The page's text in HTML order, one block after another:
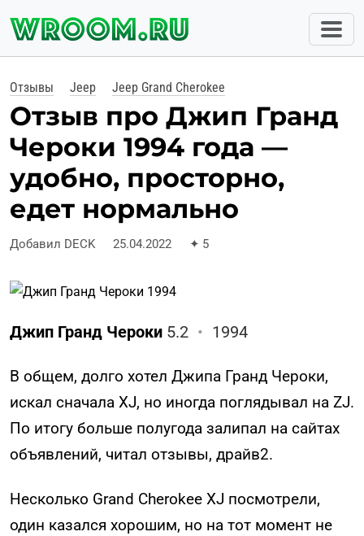
Отзывы Jeep Jeep Grand Cherokee
Отзыв про Джип Гранд
Чероки 1994 года —
удобно, просторно,
едет нормально
Добавил DECK 25.04.2022 ✦ 5
Джип Гранд Чероки 5.2 • 1994
В общем, долго хотел Джипа Гранд Чероки,
искал сначала XJ, но иногда поглядывал на ZJ.
По итогу больше полугода залипал на сайтах
объявлений, читал отзывы, драйв2.
Несколько Grand Cherokee XJ посмотрели,
один казался хорошим, но на тот момент не